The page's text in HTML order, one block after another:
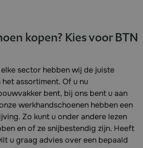
kopen? Kies voor BTN
sector hebben wij de juiste
assortiment. Of u nu
bent, bij ons bent u aan
werkhandschoenen hebben een
Zo kunt u onder andere lezen
en of ze snijbestendig zijn. Heeft
u graag advies over een bepaald